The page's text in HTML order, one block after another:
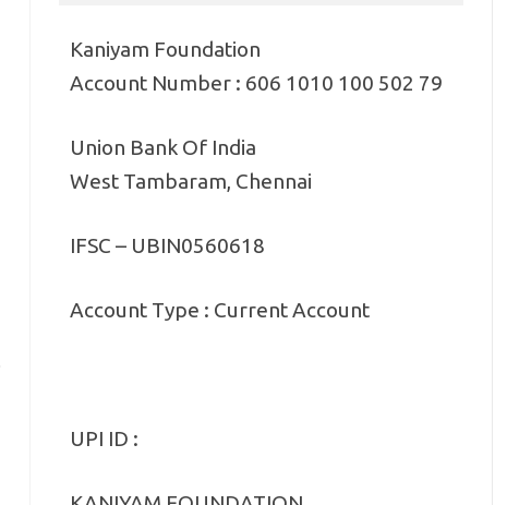
Kaniyam Foundation
Account Number : 606 1010 100 502 79
Union Bank Of India
West Tambaram, Chennai
IFSC – UBIN0560618
Account Type : Current Account
UPI ID :